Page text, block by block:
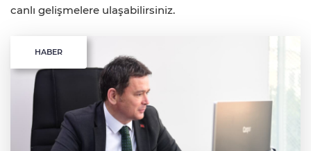
canlı gelişmelere ulaşabilirsiniz.
HABER